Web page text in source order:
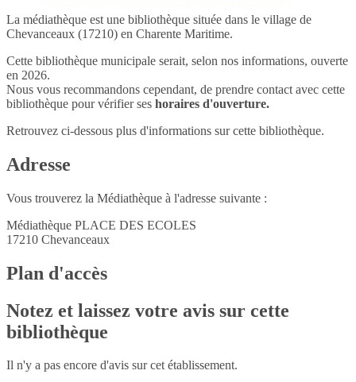
La médiathèque est une bibliothèque située dans le village de
Chevanceaux (17210) en Charente Maritime.
Cette bibliothèque municipale serait, selon nos informations, ouverte
en 2026.
Nous vous recommandons cependant, de prendre contact avec cette
bibliothèque pour vérifier ses horaires d'ouverture.
Retrouvez ci-dessous plus d'informations sur cette bibliothèque.
Adresse
Vous trouverez la Médiathèque à l'adresse suivante :
Médiathèque PLACE DES ECOLES
17210 Chevanceaux
Plan d'accès
Notez et laissez votre avis sur cette
bibliothèque
Il n'y a pas encore d'avis sur cet établissement.